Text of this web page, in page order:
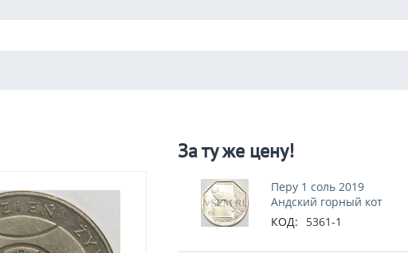
За ту же цену!
Перу 1 соль 2019
Андский горный кот
КОД:
5361-1